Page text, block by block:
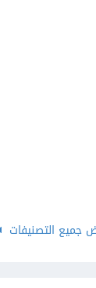
جميع التصنيفات